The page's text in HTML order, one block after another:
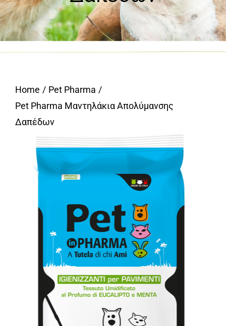
Home
Pet Pharma
Pet Pharma Μαντηλάκια Απολύμανσης
Δαπέδων